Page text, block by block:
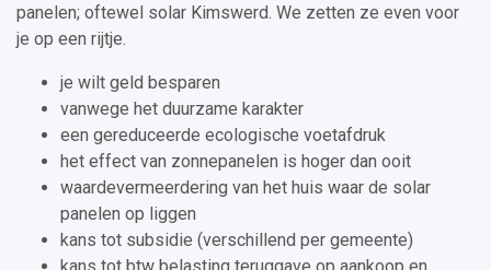
panelen; oftewel solar Kimswerd. We zetten ze even voor
je op een rijtje.
je wilt geld besparen
vanwege het duurzame karakter
een gereduceerde ecologische voetafdruk
het effect van zonnepanelen is hoger dan ooit
waardevermeerdering van het huis waar de solar
panelen op liggen
kans tot subsidie (verschillend per gemeente)